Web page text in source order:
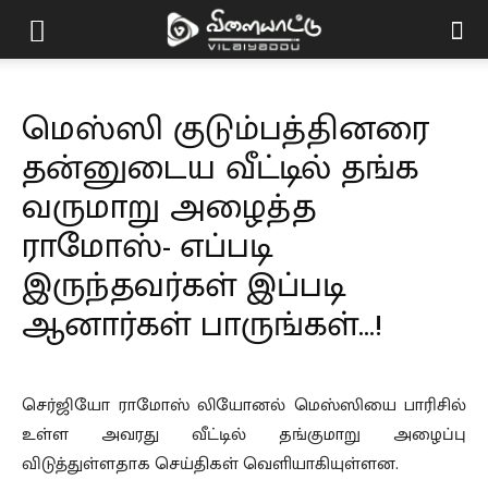
Vilaiyaddu
மெஸ்ஸி குடும்பத்தினரை
தன்னுடைய வீட்டில் தங்க
வருமாறு அழைத்த
ராமோஸ்- எப்படி
இருந்தவர்கள் இப்படி
ஆனார்கள் பாருங்கள்…!
செர்ஜியோ ராமோஸ் லியோனல் மெஸ்ஸியை பாரிசில்
உள்ள அவரது வீட்டில் தங்குமாறு அழைப்பு
விடுத்துள்ளதாக செய்திகள் வெளியாகியுள்ளன.